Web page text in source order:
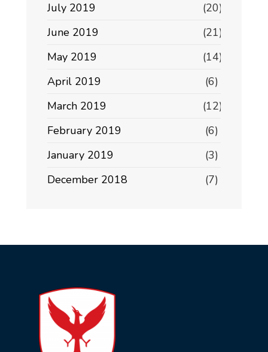
July 2019
(20)
June 2019
(21)
May 2019
(14)
April 2019
(6)
March 2019
(12)
February 2019
(6)
January 2019
(3)
December 2018
(7)